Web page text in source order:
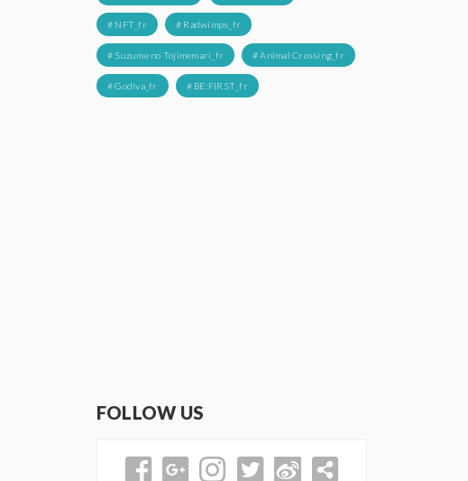
# NFT_fr # Radwimps_fr
# Suzume no Tojimemari_fr # Animal Crossing_fr
# Godiva_fr # BE:FIRST_fr
FOLLOW US